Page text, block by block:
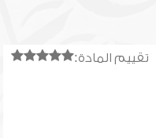
تقييم المادة: